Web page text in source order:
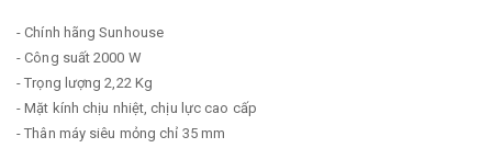
- Chính hãng Sunhouse
- Công suất 2000 W
- Trọng lượng 2,22 Kg
- Mặt kính chịu nhiệt, chịu lực cao cấp
- Thân máy siêu mỏng chỉ 35 mm